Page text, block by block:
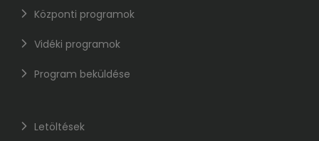
Központi programok
Vidéki programok
Program beküldése
Letöltések